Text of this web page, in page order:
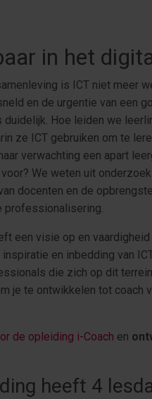
in het
is ICT niet meer
en de urgentie van een
duidelijk. Hoe leiden we
ze ICT gebruiken om te
verwachting een apart
We weten uit
docenten en de
professionalisering.
een visie op en
en inbedding van
die zich op dit
je te ontwikkelen tot coach
de opleiding i-Coach en
heeft 4